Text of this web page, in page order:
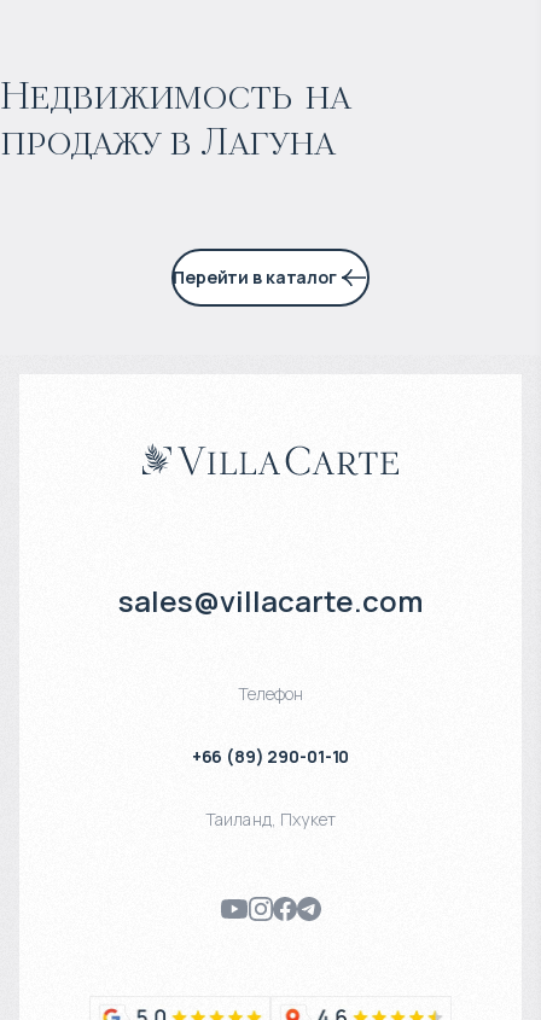
Недвижимость на
продажу в Лагуна
Прогнозируемый доход:
7% годовых
Перейти в каталог
sales@villacarte.com
Телефон
+66 (89) 290-01-10
Таиланд, Пхукет